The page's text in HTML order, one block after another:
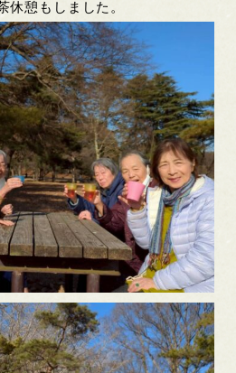
休憩もしました。